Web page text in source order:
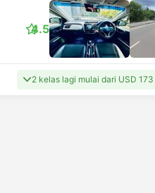
4.5
2 kelas lagi mulai dari USD 173